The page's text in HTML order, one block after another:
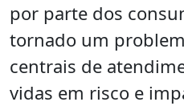
por parte dos
tornado um
centrais de
vidas em risco e